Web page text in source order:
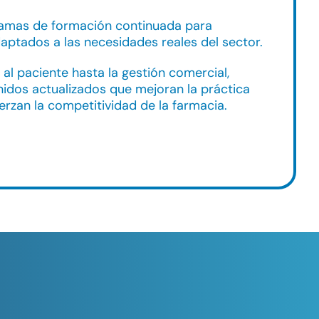
de formación continuada para
a las necesidades reales del sector.
paciente hasta la gestión comercial,
actualizados que mejoran la práctica
la competitividad de la farmacia.